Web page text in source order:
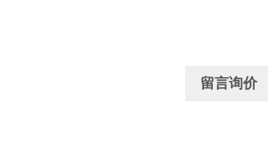
留言询价